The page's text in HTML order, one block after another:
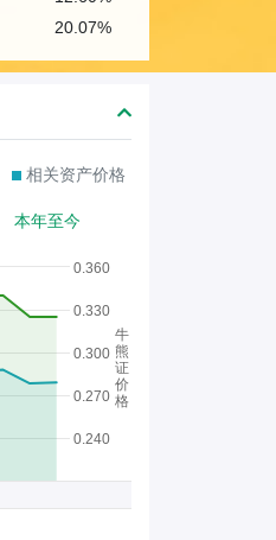
20.07%
相关资产价格
本年至今
0.240
0.360
0.270
0.300
0.330
牛
熊
证
价
格